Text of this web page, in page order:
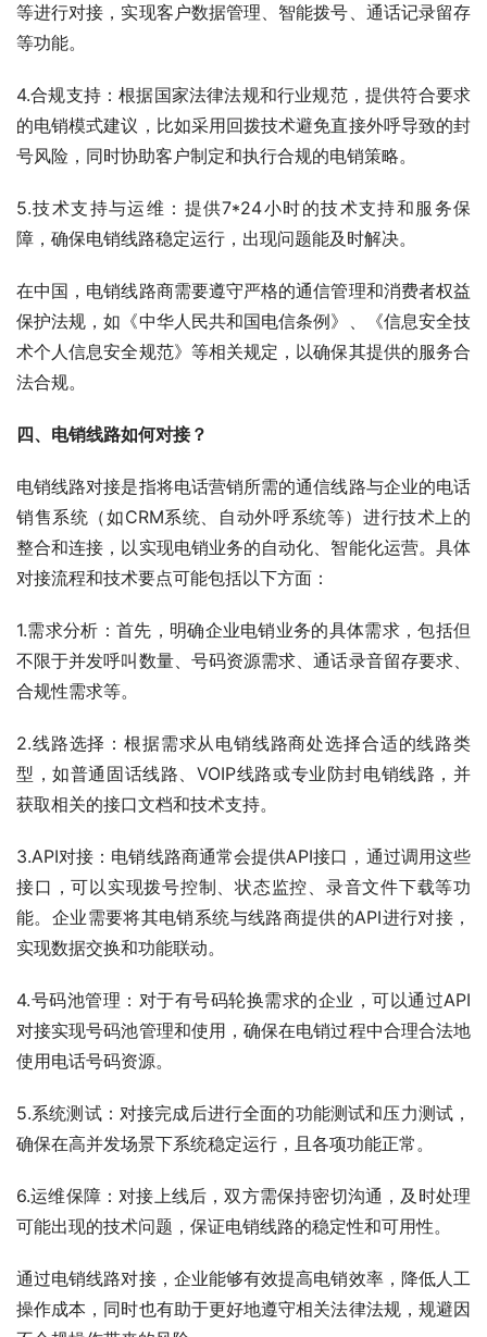
等进行对接，实现客户数据管理、智能拨号、通话记录留存
等功能。
4.合规支持：根据国家法律法规和行业规范，提供符合要求
的电销模式建议，比如采用回拨技术避免直接外呼导致的封
号风险，同时协助客户制定和执行合规的电销策略。
5.技术支持与运维：提供7*24小时的技术支持和服务保
障，确保电销线路稳定运行，出现问题能及时解决。
在中国，电销线路商需要遵守严格的通信管理和消费者权益
保护法规，如《中华人民共和国电信条例》、《信息安全技
术个人信息安全规范》等相关规定，以确保其提供的服务合
法合规。
四、电销线路如何对接？
电销线路对接是指将电话营销所需的通信线路与企业的电话
销售系统（如CRM系统、自动外呼系统等）进行技术上的
整合和连接，以实现电销业务的自动化、智能化运营。具体
对接流程和技术要点可能包括以下方面：
1.需求分析：首先，明确企业电销业务的具体需求，包括但
不限于并发呼叫数量、号码资源需求、通话录音留存要求、
合规性需求等。
2.线路选择：根据需求从电销线路商处选择合适的线路类
型，如普通固话线路、VOIP线路或专业防封电销线路，并
获取相关的接口文档和技术支持。
3.API对接：电销线路商通常会提供API接口，通过调用这些
接口，可以实现拨号控制、状态监控、录音文件下载等功
能。企业需要将其电销系统与线路商提供的API进行对接，
实现数据交换和功能联动。
4.号码池管理：对于有号码轮换需求的企业，可以通过API
对接实现号码池管理和使用，确保在电销过程中合理合法地
使用电话号码资源。
5.系统测试：对接完成后进行全面的功能测试和压力测试，
确保在高并发场景下系统稳定运行，且各项功能正常。
6.运维保障：对接上线后，双方需保持密切沟通，及时处理
可能出现的技术问题，保证电销线路的稳定性和可用性。
通过电销线路对接，企业能够有效提高电销效率，降低人工
操作成本，同时也有助于更好地遵守相关法律法规，规避因